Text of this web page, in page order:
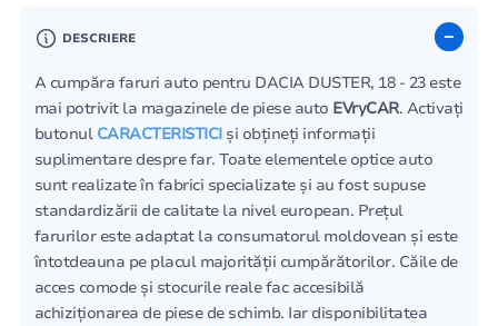
DESCRIERE
A cumpăra faruri auto pentru DACIA DUSTER, 18 - 23 este
mai potrivit la magazinele de piese auto EVryCAR. Activați
butonul CARACTERISTICIși obțineți informații
suplimentare despre far. Toate elementele optice auto
sunt realizate în fabrici specializate și au fost supuse
standardizării de calitate la nivel european. Prețul
farurilor este adaptat la consumatorul moldovean și este
întotdeauna pe placul majorității cumpărătorilor. Căile de
acces comode și stocurile reale fac accesibilă
achiziționarea de piese de schimb. Iar disponibilitatea